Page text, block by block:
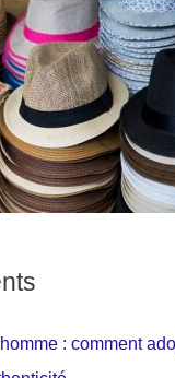
: comment